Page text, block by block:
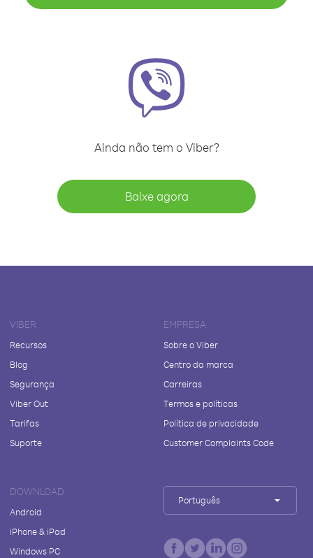
Ainda não tem o Viber?
Baixe agora
VIBER
Recursos
Blog
Segurança
Viber Out
Tarifas
Suporte
EMPRESA
Sobre o Viber
Centro da marca
Carreiras
Termos e políticas
Política de privacidade
Customer Complaints Code
DOWNLOAD
Android
iPhone & iPad
Windows PC
Português